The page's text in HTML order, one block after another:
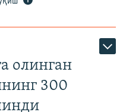
олинган
300